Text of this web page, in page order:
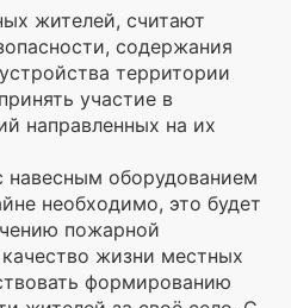
жителей, считают
содержания
территории
участие в
направленных на их
навесным оборудованием
необходимо, это будет
пожарной
жизни местных
формированию